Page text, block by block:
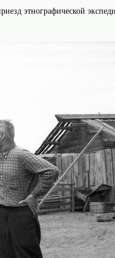
этнографической